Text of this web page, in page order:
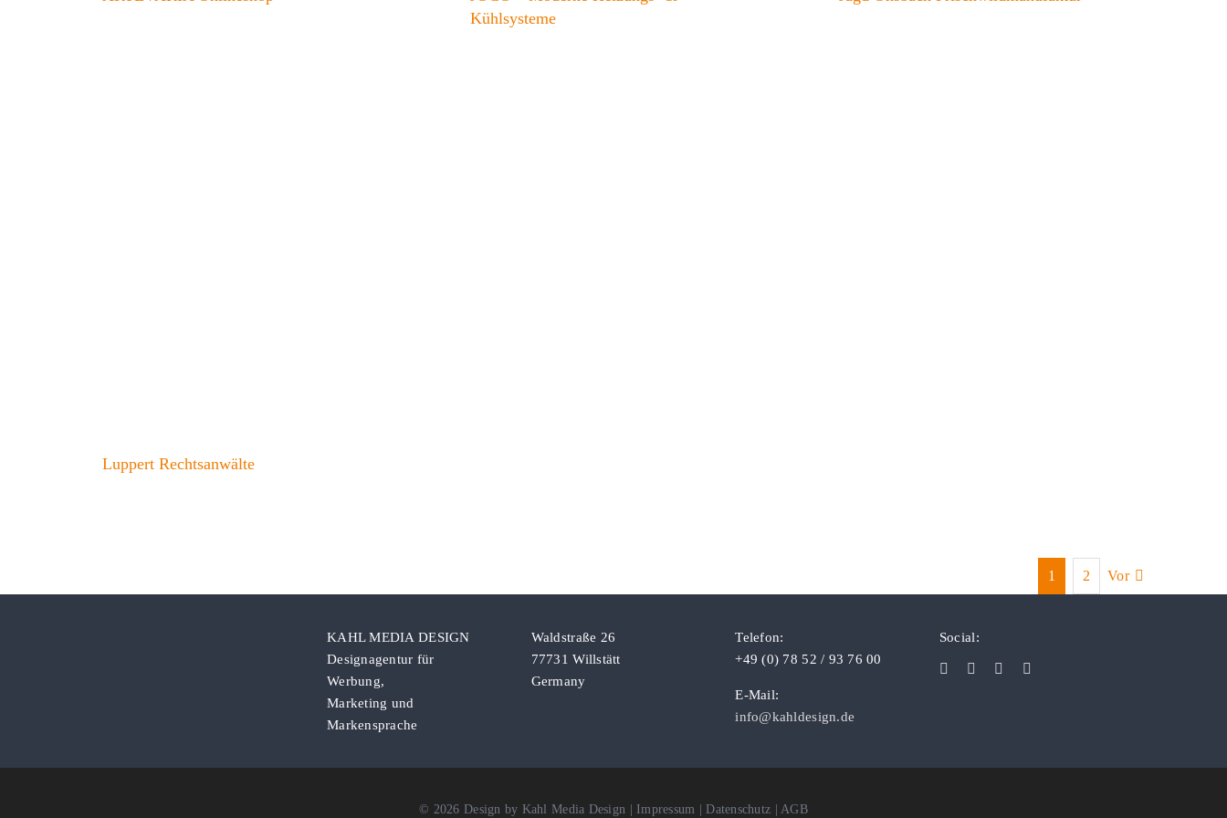
Kühlsysteme
Luppert Rechtsanwälte
1 2 Vor
KAHL MEDIA DESIGN
Designagentur für
Werbung,
Marketing und
Markensprache
Waldstraße 26
77731 Willstätt
Germany
Telefon:
+49 (0) 78 52 / 93 76 00
E-Mail:
info@kahldesign.de
Social:
© 2026 Design by Kahl Media Design Impressum |Datenschutz |AGB